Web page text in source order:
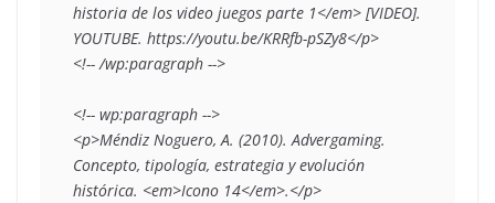
historia de los video juegos parte 1</em> [VIDEO].
YOUTUBE. https://youtu.be/KRRfb-pSZy8</p>
<!-- /wp:paragraph -->
<!-- wp:paragraph -->
<p>Méndiz Noguero, A. (2010). Advergaming.
Concepto, tipología, estrategia y evolución
histórica. <em>Icono 14</em>.</p>